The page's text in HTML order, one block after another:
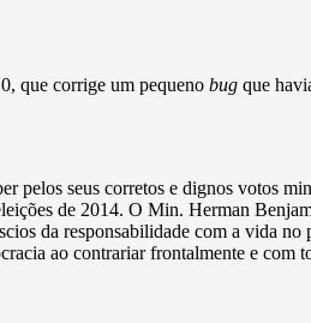
que corrige um pequeno bug que
pelos seus corretos e dignos votos
de 2014. O Min. Herman
da responsabilidade com a vida
ao contrariar frontalmente e com